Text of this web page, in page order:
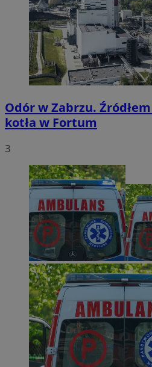
Odór w Zabrzu.
kotła w Fortum
3